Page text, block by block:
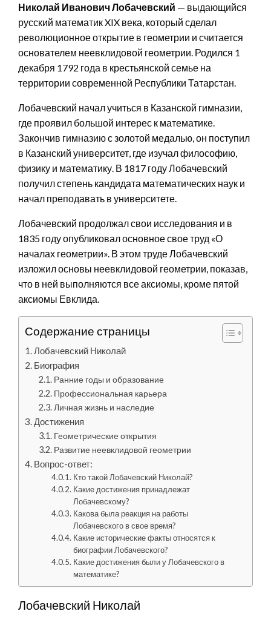
Николай Иванович Лобачевский — выдающийся
русский математик XIX века, который сделал
революционное открытие в геометрии и считается
основателем неевклидовой геометрии. Родился 1
декабря 1792 года в крестьянской семье на
территории современной Республики Татарстан.
Лобачевский начал учиться в Казанской гимназии,
где проявил большой интерес к математике.
Закончив гимназию с золотой медалью, он поступил
в Казанский университет, где изучал философию,
физику и математику. В 1817 году Лобачевский
получил степень кандидата математических наук и
начал преподавать в университете.
Лобачевский продолжал свои исследования и в
1835 году опубликовал основное свое труд «О
началах геометрии». В этом труде Лобачевский
изложил основы неевклидовой геометрии, показав,
что в ней выполняются все аксиомы, кроме пятой
аксиомы Евклида.
Содержание страницы
Лобачевский Николай
Биография
Ранние годы и образование
Профессиональная карьера
Личная жизнь и наследие
Достижения
Геометрические открытия
Развитие неевклидовой геометрии
Вопрос-ответ:
Кто такой Лобачевский Николай?
Какие достижения принадлежат
Лобачевскому?
Какова была реакция на работы
Лобачевского в свое время?
Какие исторические факты относятся к
биографии Лобачевского?
Какие достижения были у Лобачевского в
математике?
Лобачевский Николай